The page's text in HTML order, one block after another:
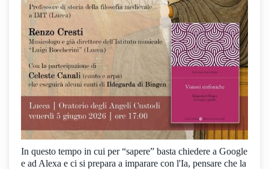
In questo tempo in cui per “sapere” basta chiedere a Google
e ad Alexa e ci si prepara a imparare con l'Ia, pensare che la